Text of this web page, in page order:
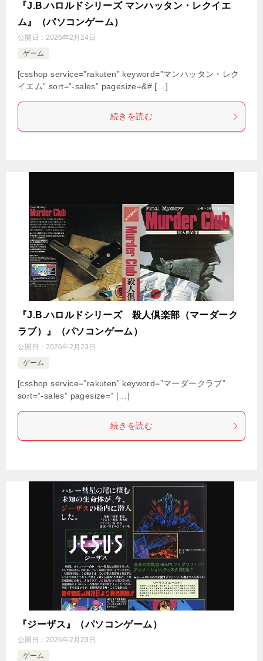
『J.B.ハロルドシリーズ マンハッタン・レクイエ
ム』（パソコンゲーム）
公開日： 2026年2月24日
ゲーム
[csshop service=”rakuten” keyword=”マンハッタン・レク
イエム” sort=”-sales” pagesize=&# […]
続きを読む
『J.B.ハロルドシリーズ 殺人倶楽部（マーダーク
ラブ）』（パソコンゲーム）
公開日： 2026年2月23日
ゲーム
[csshop service=”rakuten” keyword=”マーダークラブ”
sort=”-sales” pagesize=” […]
続きを読む
『ジーザス』（パソコンゲーム）
公開日： 2026年2月23日
ゲーム